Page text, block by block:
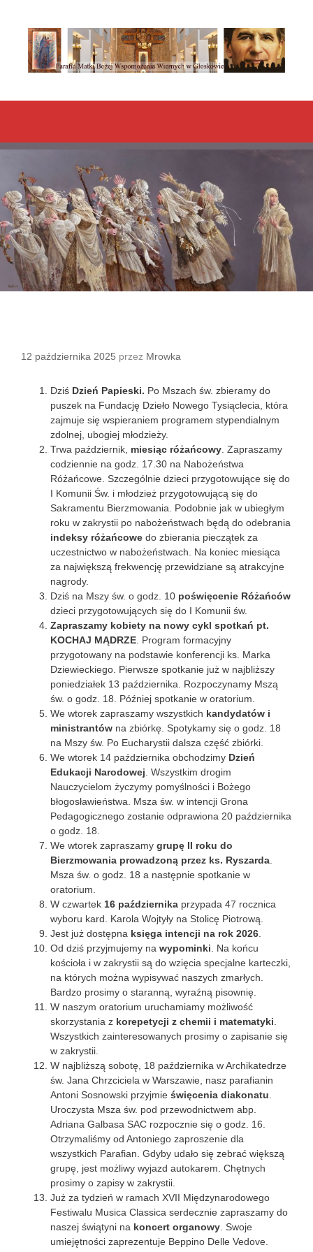
12 października 2025 przez Mrowka
Dziś Dzień Papieski. Po Mszach św. zbieramy do
puszek na Fundację Dzieło Nowego Tysiąclecia, która
zajmuje się wspieraniem programem stypendialnym
zdolnej, ubogiej młodzieży.
Trwa październik, miesiąc różańcowy . Zapraszamy
codziennie na godz. 17.30 na Nabożeństwa
Różańcowe. Szczególnie dzieci przygotowujące się do
I Komunii Św. i młodzież przygotowującą się do
Sakramentu Bierzmowania. Podobnie jak w ubiegłym
roku w zakrystii po nabożeństwach będą do odebrania
indeksy różańcowe do zbierania pieczątek za
uczestnictwo w nabożeństwach. Na koniec miesiąca
za największą frekwencję przewidziane są atrakcyjne
nagrody.
Dziś na Mszy św. o godz. 10 poświęcenie Różańców
dzieci przygotowujących się do I Komunii św.
Zapraszamy kobiety na nowy cykl spotkań pt.
KOCHAJ MĄDRZE . Program formacyjny
przygotowany na podstawie konferencji ks. Marka
Dziewieckiego. Pierwsze spotkanie już w najbliższy
poniedziałek 13 października. Rozpoczynamy Mszą
św. o godz. 18. Później spotkanie w oratorium.
We wtorek zapraszamy wszystkich kandydatów i
ministrantów na zbiórkę. Spotykamy się o godz. 18
na Mszy św. Po Eucharystii dalsza część zbiórki.
We wtorek 14 października obchodzimy Dzień
Edukacji Narodowej . Wszystkim drogim
Nauczycielom życzymy pomyślności i Bożego
błogosławieństwa. Msza św. w intencji Grona
Pedagogicznego zostanie odprawiona 20 października
o godz. 18.
We wtorek zapraszamy grupę II roku do
Bierzmowania prowadzoną przez ks. Ryszarda
Msza św. o godz. 18 a następnie spotkanie w
oratorium.
W czwartek 16 października przypada 47 rocznica
wyboru kard. Karola Wojtyły na Stolicę Piotrową.
Jest już dostępna księga intencji na rok 2026
Od dziś przyjmujemy na wypominki . Na końcu
kościoła i w zakrystii są do wzięcia specjalne karteczki,
na których można wypisywać naszych zmarłych.
Bardzo prosimy o staranną, wyraźną pisownię.
W naszym oratorium uruchamiamy możliwość
skorzystania z korepetycji z chemii i matematyki
Wszystkich zainteresowanych prosimy o zapisanie się
w zakrystii.
W najbliższą sobotę, 18 października w Archikatedrze
św. Jana Chrzciciela w Warszawie, nasz parafianin
Antoni Sosnowski przyjmie święcenia diakonatu
Uroczysta Msza św. pod przewodnictwem abp.
Adriana Galbasa SAC rozpocznie się o godz. 16.
Otrzymaliśmy od Antoniego zaproszenie dla
wszystkich Parafian. Gdyby udało się zebrać większą
grupę, jest możliwy wyjazd autokarem. Chętnych
prosimy o zapisy w zakrystii.
Już za tydzień w ramach XVII Międzynarodowego
Festiwalu Musica Classica serdecznie zapraszamy do
naszej świątyni na koncert organowy . Swoje
umiejętności zaprezentuje Beppino Delle Vedove.